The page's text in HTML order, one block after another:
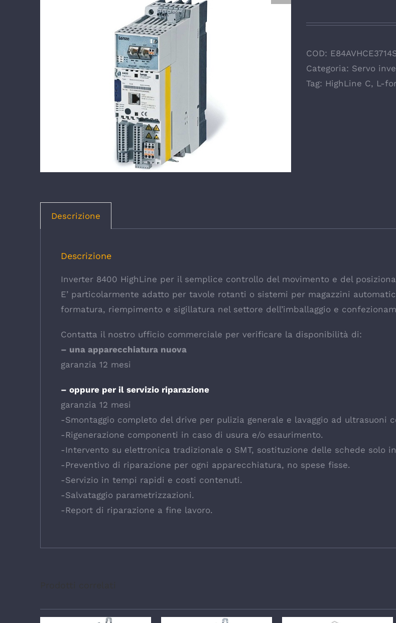
COD:
Categoria: Servo
Tag: HighLine C, L-
Descrizione
Descrizione
Inverter 8400 HighLine per il semplice controllo del movimento e del
E’ particolarmente adatto per tavole rotanti o sistemi per magazzini
formatura, riempimento e sigillatura nel settore dell’imballaggio e
Contatta il nostro ufficio commerciale per verificare la disponibilità di:
– una apparecchiatura nuova
garanzia 12 mesi
– oppure per il servizio riparazione
garanzia 12 mesi
-Smontaggio completo del drive per pulizia generale e lavaggio ad ultrasuoni
-Rigenerazione componenti in caso di usura e/o esaurimento.
-Intervento su elettronica tradizionale o SMT, sostituzione delle schede solo
-Preventivo di riparazione per ogni apparecchiatura, no spese fisse.
-Servizio in tempi rapidi e costi contenuti.
-Salvataggio parametrizzazioni.
-Report di riparazione a fine lavoro.